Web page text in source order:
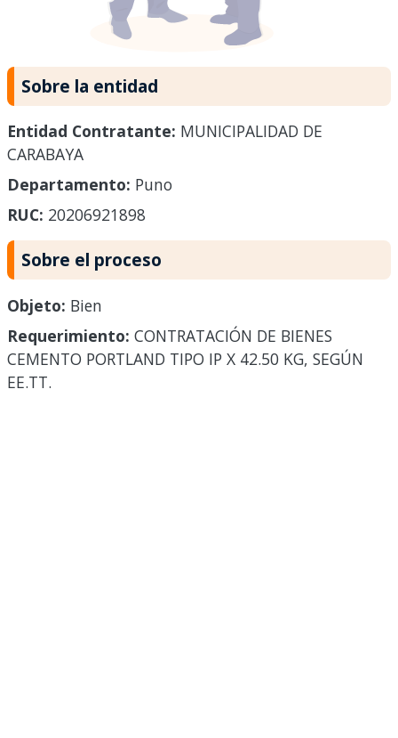
Sobre la entidad
Entidad Contratante: MUNICIPALIDAD DE
CARABAYA
Departamento: Puno
RUC: 20206921898
Sobre el proceso
Objeto: Bien
Requerimiento: CONTRATACIÓN DE BIENES
CEMENTO PORTLAND TIPO IP X 42.50 KG, SEGÚN
EE.TT.